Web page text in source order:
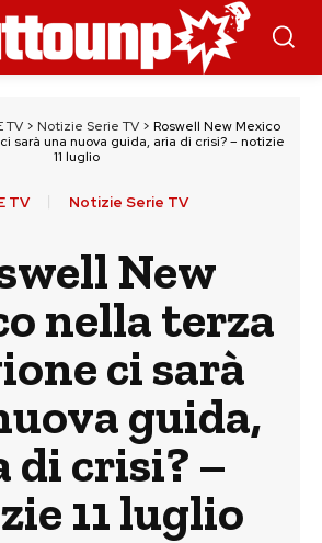
TV > Notizie Serie TV > Roswell New Mexico
sarà una nuova guida, aria di crisi? – notizie
11 luglio
TV Notizie Serie TV
New
nella terza
ci sarà
guida,
di crisi? –
11 luglio